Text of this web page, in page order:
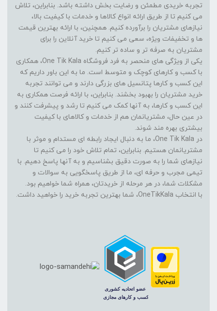
تجربه خریدی مطمئن و رضایت بخش داشته باشد. بنابراین، تلاش
می کنیم تا از طریق ارائه انواع کالاها و خدمات با کیفیت بالا،
نیازهای مشتریان را برآورده کنیم. همچنین، با ارائه بهترین قیمت
ها و تخفیفات ویژه، سعی می کنیم تا خرید آنلاین را برای
مشتریان به صرفه تر و ساده تر کنیم.
یکی از ویژگی های منحصر به فرد فروشگاه One Tik Kala، همکاری
با کسب و کارهای کوچک و متوسط است. ما به این باور داریم که
این کسب و کارها پتانسیل های بزرگی دارند و می توانند تجربه
خرید مشتریان را بهبود بخشند. بنابراین، با ارائه فرصت همکاری به
این کسب و کارها، به آنها کمک می کنیم تا رشد و پیشرفت کنند و
در عین حال، مشتریانمان هم از خدمات و کالاهای با کیفیت
بیشتری بهره مند شوند.
در One Tik Kala، ما به دنبال ایجاد رابطه ای مستدام و موثر با
مشتریانمان هستیم. بنابراین، تمام تلاش خود را می کنیم تا
نیازهای شما را به صورت دقیق بشناسیم و به آنها پاسخ دهیم. با
تیمی مجرب و حرفه ای، ما از طریق پاسخگویی به سوالات و
مشکلات شما، در هر مرحله از خریدتان، همراه شما خواهیم بود.
با انتخاب OneTikKala، شما بهترین تجربه خرید را خواهید داشت.